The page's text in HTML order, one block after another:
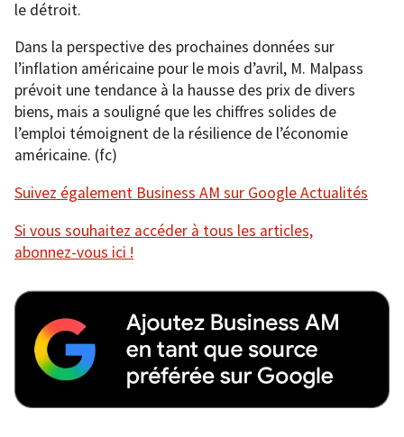
le détroit.
Dans la perspective des prochaines données sur
l’inflation américaine pour le mois d’avril, M. Malpass
prévoit une tendance à la hausse des prix de divers
biens, mais a souligné que les chiffres solides de
l’emploi témoignent de la résilience de l’économie
américaine. (fc)
Suivez également Business AM sur Google Actualités
Si vous souhaitez accéder à tous les articles,
abonnez-vous ici !